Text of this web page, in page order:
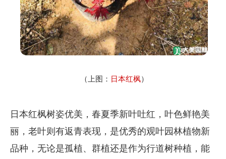
（上图： 日本红枫）
日本红枫树姿优美，春夏季新叶吐红，叶色鲜艳美
丽，老叶则有返青表现，是优秀的观叶园林植物新
品种，无论是孤植、群植还是作为行道树种植，能